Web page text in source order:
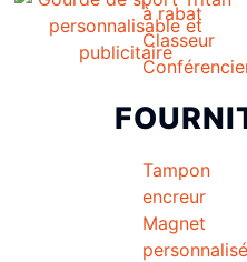
à rabat
Classeur
Tampon
encreur
Magnet
personnalisé